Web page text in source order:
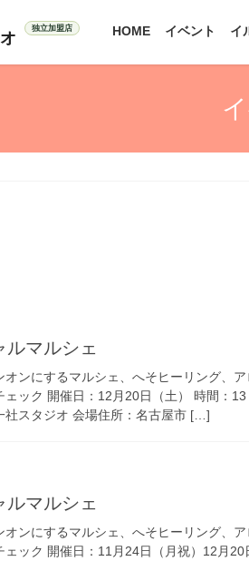
HOME イベント イ
ルマルシェ
オンにするマルシェ、へそヒーリング、
ェック 開催日：12月20日（土） 時間：
社スタジオ 会場住所：名古屋市 […]
ルマルシェ
オンにするマルシェ、へそヒーリング、
ェック 開催日：11月24日（月祝）12月20